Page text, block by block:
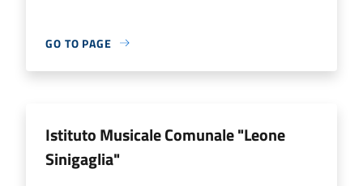
GO TO PAGE
Istituto Musicale Comunale "Leone
Sinigaglia"